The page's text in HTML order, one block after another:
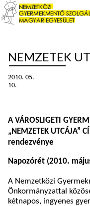
NEMZETEK
2010. 05.
10.
A VÁROSLIGETI
„NEMZETEK UTCÁJA”
rendezvénye
Napozórét (2010.
A Nemzetközi
Önkormányzattal
kétnapos, ingyenes